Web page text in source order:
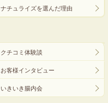
ナチュライズを選んだ理由
クチコミ体験談
お客様インタビュー
いきいき腸内会